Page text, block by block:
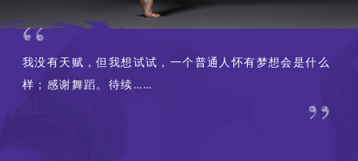
我没有天赋，但我想试试，一个普通人怀有梦想会是什么
样；感谢舞蹈。待续……